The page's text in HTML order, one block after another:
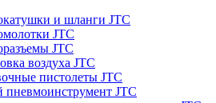
и шланги JTC
JTC
JTC
воздуха JTC
пистолеты JTC
пневмоинструмент JTC